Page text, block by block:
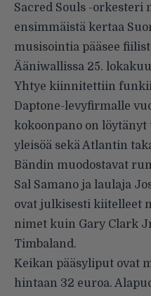
Sacred Souls -orkesteri
ensimmäistä kertaa
musisointia pääsee
Ääniwallissa 25.
Yhtye kiinnitettiin
Daptone-levyfirmalle
kokoonpano on
yleisöä sekä Atlantin
Bändin muodostavat
Sal Samano ja laulaja
ovat julkisesti kiitelleet
nimet kuin Gary Clark
Timbaland.
Keikan pääsyliput ovat
hintaan 32 euroa.